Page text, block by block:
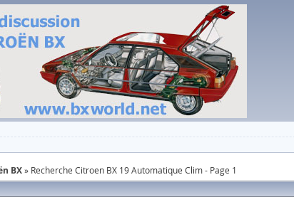
BX Recherche Citroen BX 19 Automatique Clim - Page 1